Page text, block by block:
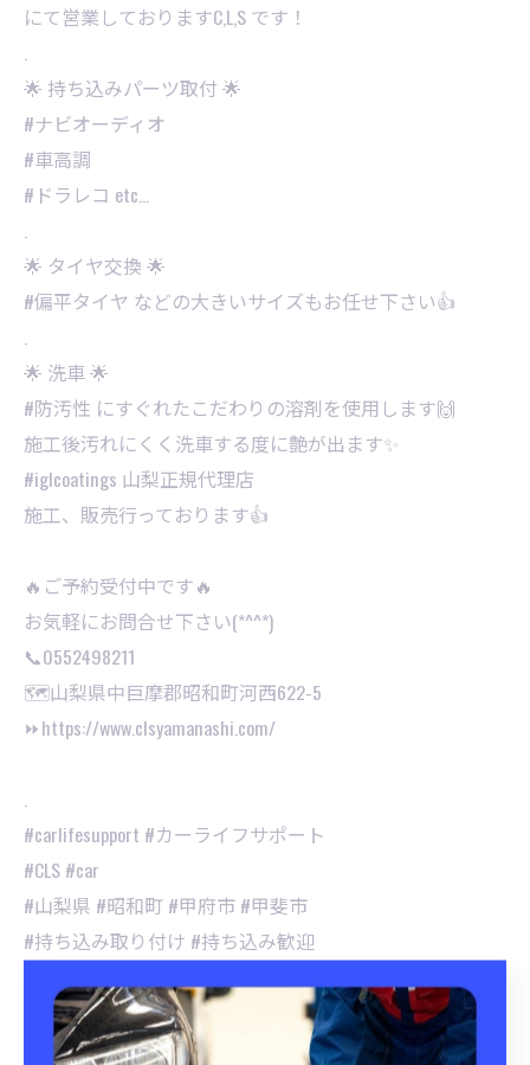
にて営業しておりますC,L,S です！
🌟 持ち込みパーツ取付 🌟
#ナビオーディオ
#車高調
#ドラレコ etc…
🌟 タイヤ交換 🌟
#偏平タイヤ などの大きいサイズもお任せ下さい👍
🌟 洗車 🌟
#防汚性 にすぐれたこだわりの溶剤を使用します🙌
施工後汚れにくく洗車する度に艶が出ます✨
⁡#iglcoatings 山梨正規代理店
施工、販売行っております👍
🔥ご予約受付中です🔥
お気軽にお問合せ下さい(*^^*)⁡
📞0552498211
🗺山梨県中巨摩郡昭和町河西622-5
⏩https://www.clsyamanashi.com/
#carlifesupport #カーライフサポート
#CLS #car
#山梨県 #昭和町 #甲府市 #甲斐市
#持ち込み取り付け #持ち込み歓迎
#持ち込みタイヤ交換 #持ち込みナビ取付
#車パーツ取付 #タイヤ交換